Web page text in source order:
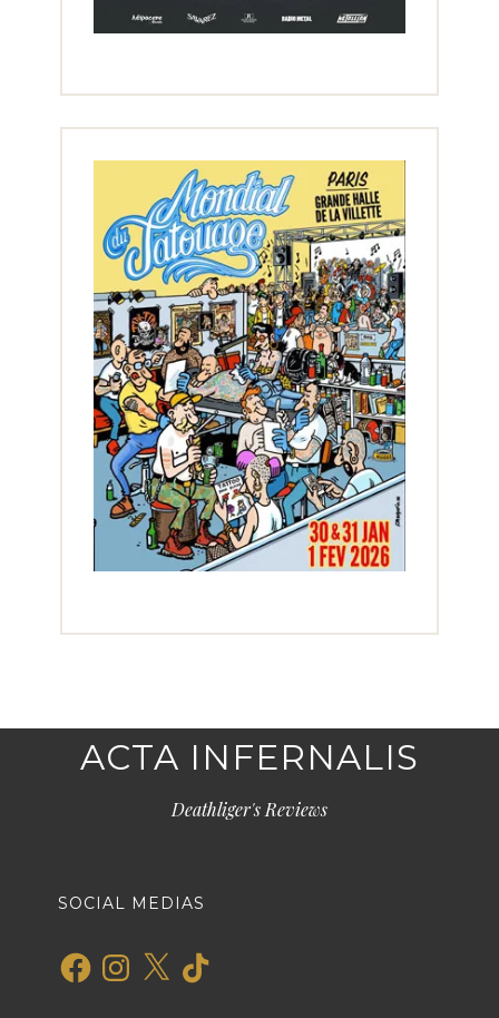
ACTA INFERNALIS
Deathliger's Reviews
SOCIAL MEDIAS
FacebookInstagram
X TikTok